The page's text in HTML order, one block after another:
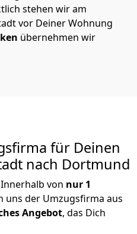
stehen wir am
vor Deiner Wohnung
übernehmen wir
für Deinen
nach Dortmund
von nur 1
uns der Umzugsfirma aus
Angebot, das Dich